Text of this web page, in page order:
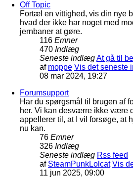
Off Topic
Fortæl en vittighed, vis din nye
hvad der ikke har noget med
jernbaner at gøre.
116 Emner
470 Indlæg
Seneste indlægAt gå til
af moppe Vis det seneste
08 mar 2024, 19:27
Forumsupport
Har du spørgsmål til brugen af
her. Vi kan desværre ikke være
appellerer til, at I vil forsøge, at
nu kan.
76 Emner
326 Indlæg
Seneste indlæg Rss feed
af SteamPunkLolcat Vis
11 jun 2025, 09:00